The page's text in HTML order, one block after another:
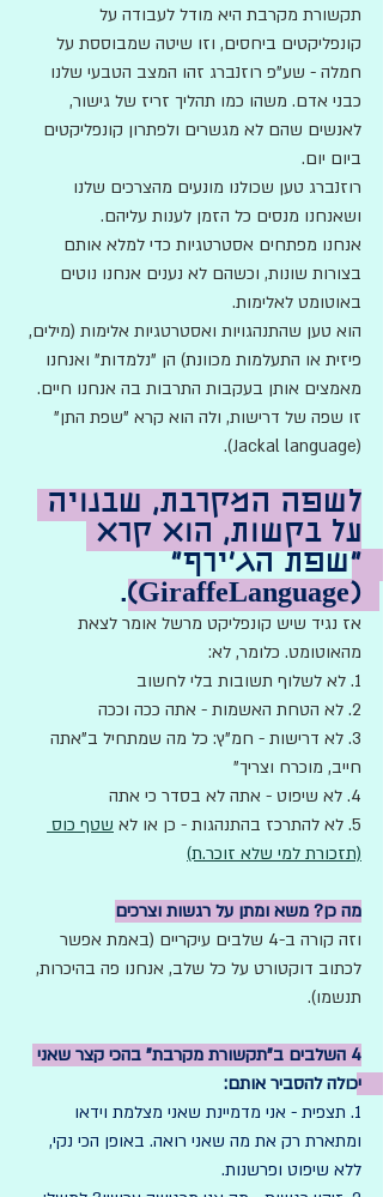
תקשורת מקרבת היא מודל לעבודה על
קונפליקטים ביחסים, וזו שיטה שמבוססת על
חמלה - שע"פ רוזנברג זהו המצב הטבעי שלנו
כבני אדם. משהו כמו תהליך זריז של גישור,
לאנשים שהם לא מגשרים ולפתרון קונפליקטים
ביום יום.
רוזנברג טען שכולנו מונעים מהצרכים שלנו
ושאנחנו מנסים כל הזמן לענות עליהם.
אנחנו מפתחים אסטרטגיות כדי למלא אותם
בצורות שונות, וכשהם לא נענים אנחנו נוטים
באוטומט לאלימות.
הוא טען שהתנהגויות ואסטרטגיות אלימות (מילים,
פיזית או התעלמות מכוונת) הן "נלמדות" ואנחנו
מאמצים אותן בעקבות התרבות בה אנחנו חיים.
זו שפה של דרישות, ולה הוא קרא "שפת התן"
(Jackal language).
לשפה המקרבת, שבנויה
על בקשות, הוא קרא
"שפת הג'ירף"
(GiraffeLanguage).
אז נגיד שיש קונפליקט מרשל אומר לצאת
מהאוטומט. כלומר, לא:
1. לא לשלוף תשובות בלי לחשוב
2. לא הטחת האשמות - אתה ככה וככה
3. לא דרישות - חמ"ץ: כל מה שמתחיל ב"אתה
חייב, מוכרח וצריך"
4. לא שיפוט - אתה לא בסדר כי אתה
5. לא להתרכז בהתנהגות - כן או לא
שטף כוס
(תזכורת למי שלא זוכר.ת)
מה כן? משא ומתן על רגשות וצרכים
וזה קורה ב-4 שלבים עיקריים (באמת אפשר
לכתוב דוקטורט על כל שלב, אנחנו פה בהיכרות,
תנשמו).
4 השלבים ב"תקשורת מקרבת" בהכי קצר שאני
יכולה להסביר אותם:
1. תצפית - אני מדמיינת שאני מצלמת וידאו
ומתארת רק את מה שאני רואה. באופן הכי נקי,
ללא שיפוט ופרשנות.